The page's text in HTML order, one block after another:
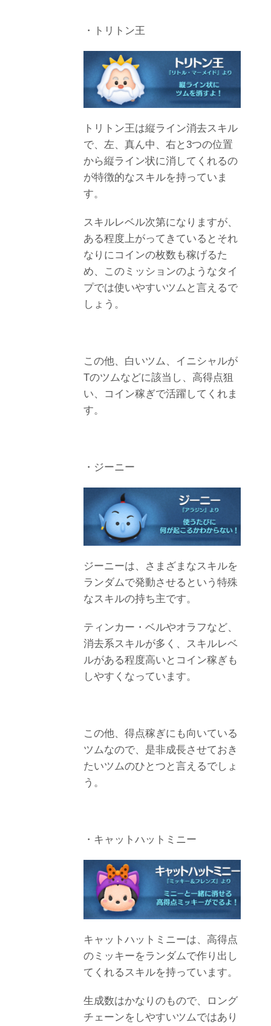
・トリトン王
トリトン王は縦ライン消去スキル
で、左、真ん中、右と3つの位置
から縦ライン状に消してくれるの
が特徴的なスキルを持っていま
す。
スキルレベル次第になりますが、
ある程度上がってきているとそれ
なりにコインの枚数も稼げるた
め、このミッションのようなタイ
プでは使いやすいツムと言えるで
しょう。
この他、白いツム、イニシャルが
Tのツムなどに該当し、高得点狙
い、コイン稼ぎで活躍してくれま
す。
・ジーニー
ジーニーは、さまざまなスキルを
ランダムで発動させるという特殊
なスキルの持ち主です。
ティンカー・ベルやオラフなど、
消去系スキルが多く、スキルレベ
ルがある程度高いとコイン稼ぎも
しやすくなっています。
この他、得点稼ぎにも向いている
ツムなので、是非成長させておき
たいツムのひとつと言えるでしょ
う。
・キャットハットミニー
キャットハットミニーは、高得点
のミッキーをランダムで作り出し
てくれるスキルを持っています。
生成数はかなりのもので、ロング
チェーンをしやすいツムではあり